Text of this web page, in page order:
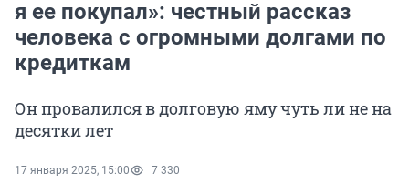
я ее покупал»: честный рассказ
человека с огромными долгами по
кредиткам
Он провалился в долговую яму чуть ли не на
десятки лет
17 января 2025, 15:00 7 330